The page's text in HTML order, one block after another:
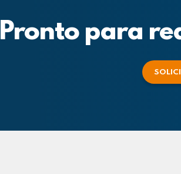
Pronto para